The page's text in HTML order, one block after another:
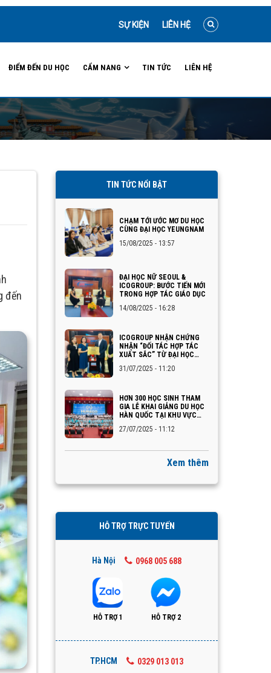
SỰ KIỆN LIÊN HỆ
ĐIỂM ĐẾN DU HỌC CẨM NANG TIN TỨC LIÊN HỆ
đến
TIN TỨC NỔI BẬT
CHẠM TỚI ƯỚC MƠ DU HỌC
CÙNG ĐẠI HỌC YEUNGNAM
15/08/2025 - 13:57
ĐẠI HỌC NỮ SEOUL &
ICOGROUP: BƯỚC TIẾN MỚI
TRONG HỢP TÁC GIÁO DỤC
14/08/2025 - 16:28
ICOGROUP NHẬN CHỨNG
NHẬN “ĐỐI TÁC HỢP TÁC
XUẤT SẮC” TỪ ĐẠI HỌC
31/07/2025 - 11:20
HƠN 300 HỌC SINH THAM
GIA LỄ KHAI GIẢNG DU HỌC
HÀN QUỐC TẠI KHU VỰC
27/07/2025 - 11:12
Xem thêm
HỖ TRỢ TRỰC TUYẾN
Hà Nội 0968 005 688
HỖ TRỢ 1 HỖ TRỢ 2
TP.HCM 0329 013 013